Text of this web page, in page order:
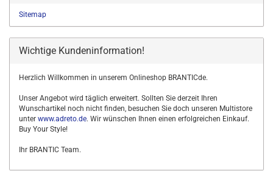
Sitemap
Wichtige Kundeninformation!
Herzlich Willkommen in unserem Onlineshop BRANTICde.
Unser Angebot wird täglich erweitert. Sollten Sie derzeit Ihren
Wunschartikel noch nicht finden, besuchen Sie doch unseren Multistore
unter www.adreto.de. Wir wünschen Ihnen einen erfolgreichen Einkauf.
Buy Your Style!
Ihr BRANTIC Team.